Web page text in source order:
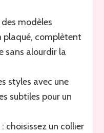
modèles
plaqué, complètent
sans alourdir la
styles avec une
subtiles pour un
choisissez un collier